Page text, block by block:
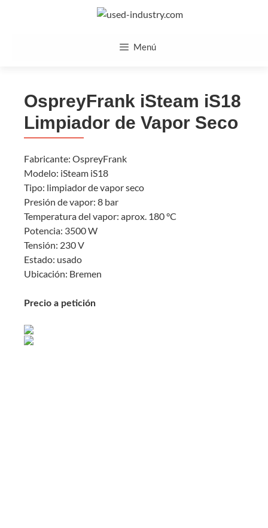
Menú
OspreyFrank iSteam iS18
Limpiador de Vapor Seco
Fabricante: OspreyFrank
Modelo: iSteam iS18
Tipo: limpiador de vapor seco
Presión de vapor: 8 bar
Temperatura del vapor: aprox. 180 °C
Potencia: 3500 W
Tensión: 230 V
Estado: usado
Ubicación: Bremen
Precio a petición